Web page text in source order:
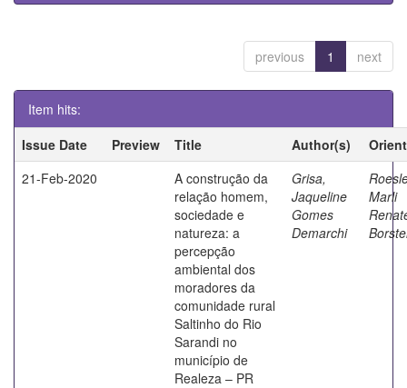
previous 1 next
Item hits:
Issue Date
Preview Title Author(s)
21-Feb-2020
A construção da
relação homem,
sociedade e
natureza: a
percepção
ambiental dos
moradores da
comunidade rural
Saltinho do Rio
Sarandi no
município de
Realeza – PR
Grisa,
Jaqueline
Gomes
Demarchi
Marli